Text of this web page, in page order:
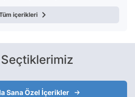
içerikleri
Sana Özel İçerikler